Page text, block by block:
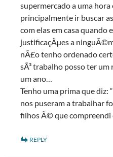
supermercado a uma hora
principalmente ir buscar
com elas em casa quando
justificaçÃµes a
nÃ£o tenho ordenado
sÃ³ trabalho posso ter um
um ano…
Tenho uma prima que diz:
nos puseram a trabalhar
filhos Ã© que compreendi
REPLY